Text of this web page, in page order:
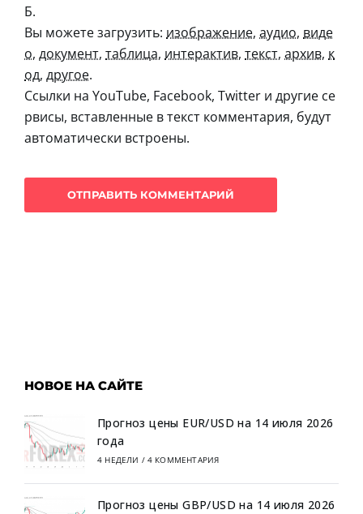
Б.
Вы можете загрузить: изображение, аудио, виде
о, документ, таблица, интерактив, текст, архив, к
од, другое.
Ссылки на YouTube, Facebook, Twitter и другие се
рвисы, вставленные в текст комментария, будут
автоматически встроены.
НОВОЕ НА САЙТЕ
Прогноз цены EUR/USD на 14 июля 2026
года
4 НЕДЕЛИ / 4 КОММЕНТАРИЯ
Прогноз цены GBP/USD на 14 июля 2026